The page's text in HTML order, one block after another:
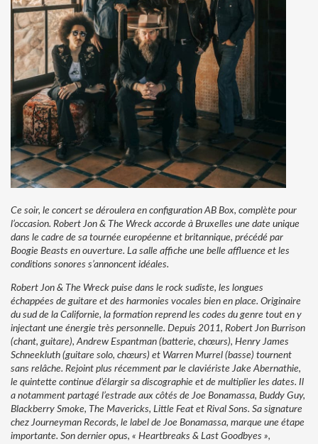
Ce soir, le concert se déroulera en configuration AB Box, complète pour
l’occasion. Robert Jon & The Wreck accorde à Bruxelles une date unique
dans le cadre de sa tournée européenne et britannique, précédé par
Boogie Beasts en ouverture. La salle affiche une belle affluence et les
conditions sonores s’annoncent idéales.
Robert Jon & The Wreck puise dans le rock sudiste, les longues
échappées de guitare et des harmonies vocales bien en place. Originaire
du sud de la Californie, la formation reprend les codes du genre tout en y
injectant une énergie très personnelle. Depuis 2011, Robert Jon Burrison
(chant, guitare), Andrew Espantman (batterie, chœurs), Henry James
Schneekluth (guitare solo, chœurs) et Warren Murrel (basse) tournent
sans relâche. Rejoint plus récemment par le claviériste Jake Abernathie,
le quintette continue d’élargir sa discographie et de multiplier les dates. Il
a notamment partagé l’estrade aux côtés de Joe Bonamassa, Buddy Guy,
Blackberry Smoke, The Mavericks, Little Feat et Rival Sons. Sa signature
chez Journeyman Records, le label de Joe Bonamassa, marque une étape
importante. Son dernier opus, « Heartbreaks & Last Goodbyes »,